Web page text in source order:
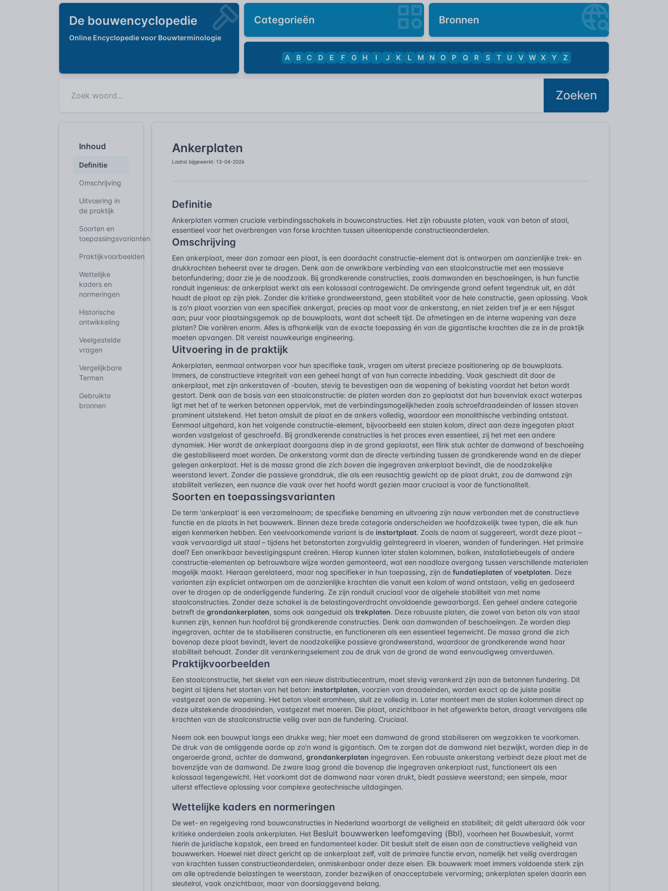
De bouwencyclopedie
Online Encyclopedie voor Bouwterminologie
Categorieën Bronnen
A B C D E F G H I J K L M N O P Q R S T U V W X Y Z
Zoeken
Inhoud
Definitie
Omschrijving
Uitvoering in
de praktijk
Soorten en
toepassingsvarianten
Praktijkvoorbeelden
Wettelijke
kaders en
normeringen
Historische
ontwikkeling
Veelgestelde
vragen
Vergelijkbare
Termen
Gebruikte
bronnen
Ankerplaten
Laatst bijgewerkt: 13-04-2026
Definitie
Ankerplaten vormen cruciale verbindingsschakels in bouwconstructies. Het zijn robuuste platen, vaak van beton of staal,
essentieel voor het overbrengen van forse krachten tussen uiteenlopende constructieonderdelen.
Omschrijving
Een ankerplaat, meer dan zomaar een plaat, is een doordacht constructie-element dat is ontworpen om aanzienlijke trek- en
drukkrachten beheerst over te dragen. Denk aan de onwrikbare verbinding van een staalconstructie met een massieve
betonfundering; daar zie je de noodzaak. Bij grondkerende constructies, zoals damwanden en beschoeiingen, is hun functie
ronduit ingenieus: de ankerplaat werkt als een kolossaal contragewicht. De omringende grond oefent tegendruk uit, en dát
houdt de plaat op zijn plek. Zonder die kritieke grondweerstand, geen stabiliteit voor de hele constructie, geen oplossing. Vaak
is zo'n plaat voorzien van een specifiek ankergat, precies op maat voor de ankerstang, en niet zelden tref je er een hijsgat
aan; puur voor plaatsingsgemak op de bouwplaats, want dat scheelt tijd. De afmetingen en de interne wapening van deze
platen? Die variëren enorm. Alles is afhankelijk van de exacte toepassing én van de gigantische krachten die ze in de praktijk
moeten opvangen. Dit vereist nauwkeurige engineering.
Uitvoering in de praktijk
Ankerplaten, eenmaal ontworpen voor hun specifieke taak, vragen om uiterst precieze positionering op de bouwplaats.
Immers, de constructieve integriteit van een geheel hangt af van hun correcte inbedding. Vaak geschiedt dit door de
ankerplaat, met zijn ankerstaven of -bouten, stevig te bevestigen aan de wapening of bekisting voordat het beton wordt
gestort. Denk aan de basis van een staalconstructie: de platen worden dan zo geplaatst dat hun bovenvlak exact waterpas
ligt met het af te werken betonnen oppervlak, met de verbindingsmogelijkheden zoals schroefdraadeinden of lassen staven
prominent uitstekend. Het beton omsluit de plaat en de ankers volledig, waardoor een monolithische verbinding ontstaat.
Eenmaal uitgehard, kan het volgende constructie-element, bijvoorbeeld een stalen kolom, direct aan deze ingegoten plaat
worden vastgelast of geschroefd. Bij grondkerende constructies is het proces even essentieel, zij het met een andere
dynamiek. Hier wordt de ankerplaat doorgaans diep in de grond geplaatst, een flink stuk achter de damwand of beschoeiing
die gestabiliseerd moet worden. De ankerstang vormt dan de directe verbinding tussen de grondkerende wand en de dieper
gelegen ankerplaat. Het is de massa grond die zichboven die ingegraven ankerplaat bevindt, die de noodzakelijke
weerstand levert. Zonder die passieve gronddruk, die als een reusachtig gewicht op de plaat drukt, zou de damwand zijn
stabiliteit verliezen, een nuance die vaak over het hoofd wordt gezien maar cruciaal is voor de functionaliteit.
Soorten en toepassingsvarianten
De term 'ankerplaat' is een verzamelnaam; de specifieke benaming en uitvoering zijn nauw verbonden met de constructieve
functie en de plaats in het bouwwerk. Binnen deze brede categorie onderscheiden we hoofdzakelijk twee typen, die elk hun
eigen kenmerken hebben. Een veelvoorkomende variant is de instortplaat. Zoals de naam al suggereert, wordt deze plaat –
vaak vervaardigd uit staal – tijdens het betonstorten zorgvuldig geïntegreerd in vloeren, wanden of funderingen. Het primaire
doel? Een onwrikbaar bevestigingspunt creëren. Hierop kunnen later stalen kolommen, balken, installatiebeugels of andere
constructie-elementen op betrouwbare wijze worden gemonteerd, wat een naadloze overgang tussen verschillende materialen
mogelijk maakt. Hieraan gerelateerd, maar nog specifieker in hun toepassing, zijn defundatieplaten ofvoetplaten. Deze
varianten zijn expliciet ontworpen om de aanzienlijke krachten die vanuit een kolom of wand ontstaan, veilig en gedoseerd
over te dragen op de onderliggende fundering. Ze zijn ronduit cruciaal voor de algehele stabiliteit van met name
staalconstructies. Zonder deze schakel is de belastingoverdracht onvoldoende gewaarborgd. Een geheel andere categorie
betreft degrondankerplaten, soms ook aangeduid alstrekplaten. Deze robuuste platen, die zowel van beton als van staal
kunnen zijn, kennen hun hoofdrol bij grondkerende constructies. Denk aan damwanden of beschoeiingen. Ze worden diep
ingegraven, achter de te stabiliseren constructie, en functioneren als een essentieel tegenwicht. De massa grond die zich
bovenop deze plaat bevindt, levert de noodzakelijke passieve grondweerstand, waardoor de grondkerende wand haar
stabiliteit behoudt. Zonder dit verankeringselement zou de druk van de grond de wand eenvoudigweg omverduwen.
Praktijkvoorbeelden
Een staalconstructie, het skelet van een nieuw distributiecentrum, moet stevig verankerd zijn aan de betonnen fundering. Dit
begint al tijdens het storten van het beton: instortplaten, voorzien van draadeinden, worden exact op de juiste positie
vastgezet aan de wapening. Het beton vloeit eromheen, sluit ze volledig in. Later monteert men de stalen kolommen direct op
deze uitstekende draadeinden, vastgezet met moeren. Die plaat, onzichtbaar in het afgewerkte beton, draagt vervolgens alle
krachten van de staalconstructie veilig over aan de fundering. Cruciaal.
Neem ook een bouwput langs een drukke weg; hier moet een damwand de grond stabiliseren om wegzakken te voorkomen.
De druk van de omliggende aarde op zo'n wand is gigantisch. Om te zorgen dat de damwand niet bezwijkt, worden diep in de
ongeroerde grond, achter de damwand,grondankerplaten ingegraven. Een robuuste ankerstang verbindt deze plaat met de
bovenzijde van de damwand. De zware laag grond die bovenop die ingegraven ankerplaat rust, functioneert als een
kolossaal tegengewicht. Het voorkomt dat de damwand naar voren drukt, biedt passieve weerstand; een simpele, maar
uiterst effectieve oplossing voor complexe geotechnische uitdagingen.
Wettelijke kaders en normeringen
De wet- en regelgeving rond bouwconstructies in Nederland waarborgt de veiligheid en stabiliteit; dit geldt uiteraard óók voor
kritieke onderdelen zoals ankerplaten. Het Besluit bouwwerken leefomgeving (Bbl), voorheen het Bouwbesluit, vormt
hierin de juridische kapstok, een breed en fundamenteel kader. Dit besluit stelt de eisen aan de constructieve veiligheid van
bouwwerken. Hoewel niet direct gericht op de ankerplaat zelf, valt de primaire functie ervan, namelijk het veilig overdragen
van krachten tussen constructieonderdelen, onmiskenbaar onder deze eisen. Elk bouwwerk moet immers voldoende sterk zijn
om alle optredende belastingen te weerstaan, zonder bezwijken of onacceptabele vervorming; ankerplaten spelen daarin een
sleutelrol, vaak onzichtbaar, maar van doorslaggevend belang.